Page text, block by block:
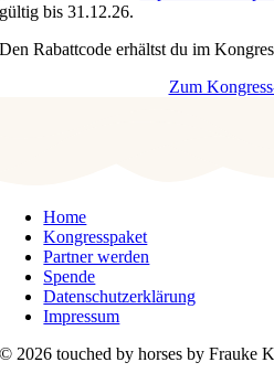
gültig bis 31.12.26.
Den Rabattcode erhältst du im
Zum
Home
Kongresspaket
Partner werden
Spende
Datenschutzerklärung
Impressum
© 2026 touched by horses by Frauke